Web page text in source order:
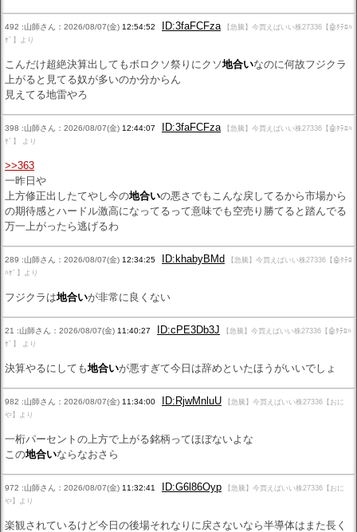
492 :山師さん：2026/08/07(金) 12:54:52 ID:3faFCFza
【急騰】今買えばいい株27336【🤖ﾀﾃﾛﾊ
ｹﾞ】より
こんだけ超絶決算出してもボロクソ祭りにクソ地合いなのに何故フジクラ
上がると見てる奴が多いのか分からん
見えてる地雷やろ
398 :山師さん：2026/08/07(金) 12:44:07 ID:3faFCFza
【急騰】今買えばいい株27336【🤖ﾀﾃﾛﾊ
ｹﾞ】 より
>>363
一昨日や
上方修正出したてやし今の地合いの悪さでもこんな戻してるから市場から
の期待感とハードル激高になってるって意味でも空売り勝てると踏んでる
万一上がったら逃げるわ
289 :山師さん：2026/08/07(金) 12:34:25 ID:khabyBMd
【急騰】今買えばいい株27336【🤖ﾀﾃﾛ
ﾊｹﾞ】より
フジクラは地合いが非常に良くない
21 :山師さん：2026/08/07(金) 11:40:27 ID:cPE3Db3J
【急騰】今買えばいい株27336【🤖ﾀﾃﾛﾊ
ｹﾞ】 より
決算やるにしても地合いが悪すぎて今日は辞めといたほうがいいでしょ
982 :山師さん：2026/08/07(金) 11:34:00 ID:RjwMnluU
【急騰】今買えばいい株27336【おに
や】より
一桁パーセントの上方で上がる銘柄ってほぼないよな
この地合いならなおさら
972 :山師さん：2026/08/07(金) 11:32:41 ID:G6l86Oyp
【急騰】今買えばいい株27336【おに
や】より
楽観されているけど今日の後場それなりに戻さないなら半導体はまた長く